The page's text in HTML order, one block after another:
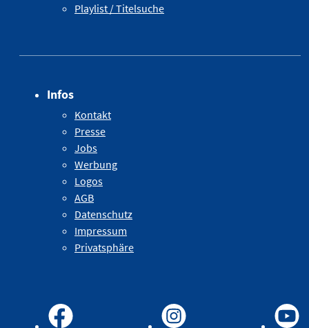
Playlist / Titelsuche
Infos
Kontakt
Presse
Jobs
Werbung
Logos
AGB
Datenschutz
Impressum
Privatsphäre